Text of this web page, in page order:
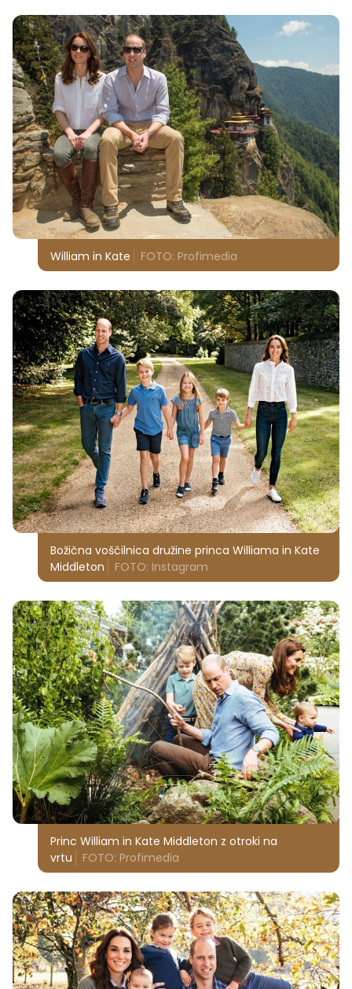
William in Kate FOTO: Profimedia
Božična voščilnica družine princa Williama in Kate
Middleton
FOTO: Instagram
Princ William in Kate Middleton z otroki na
vrtu
FOTO: Profimedia